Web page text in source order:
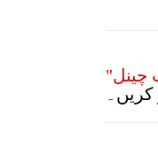
چینل"
کریں۔